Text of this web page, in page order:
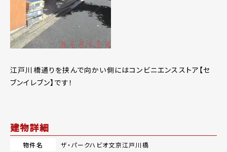
江戸川橋通りを挟んで向かい側にはコンビニエンスストア【セ
ブンイレブン】です！
建物詳細
物件名
ザ・パークハビオ文京江戸川橋